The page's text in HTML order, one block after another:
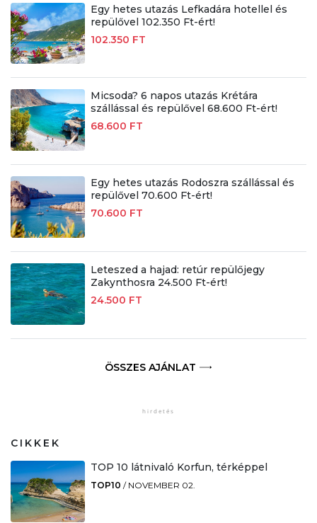
Egy hetes utazás Lefkadára hotellel és
repülővel 102.350 Ft-ért!
102.350 FT
Micsoda? 6 napos utazás Krétára
szállással és repülővel 68.600 Ft-ért!
68.600 FT
Egy hetes utazás Rodoszra szállással és
repülővel 70.600 Ft-ért!
70.600 FT
Leteszed a hajad: retúr repülőjegy
Zakynthosra 24.500 Ft-ért!
24.500 FT
ÖSSZES AJÁNLAT
CIKKEK
TOP 10 látnivaló Korfun, térképpel
TOP10 / NOVEMBER 02.